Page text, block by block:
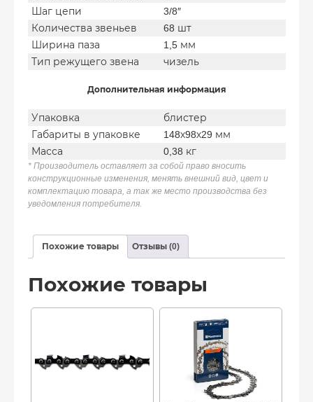
Шаг цепи
3/8″
Количества звеньев
68 шт
Ширина паза
1,5 мм
Тип режущего звена
чизель
Дополнительная информация
Упаковка
блистер
Габариты в упаковке
148х98х29 мм
Масса
0,38 кг
* Производитель оставляет за собой право вносить
конструкционные изменения, менять внешний вид, цвет и
комплектацию товара, а так же место производства без
уведомления потребителя.
Похожие товары Отзывы (0)
Похожие товары